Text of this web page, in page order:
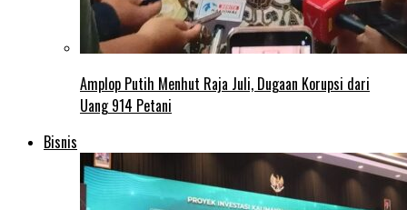
Amplop Putih Menhut Raja Juli, Dugaan Korupsi dari
Uang 914 Petani
Bisnis